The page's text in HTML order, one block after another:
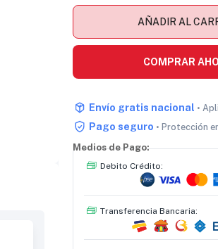
AÑADIR AL
COMPRAR
Envío gratis nacional •
Pago seguro • Protección
Medios de Pago:
Debito Crédito:
Transferencia Bancaria: